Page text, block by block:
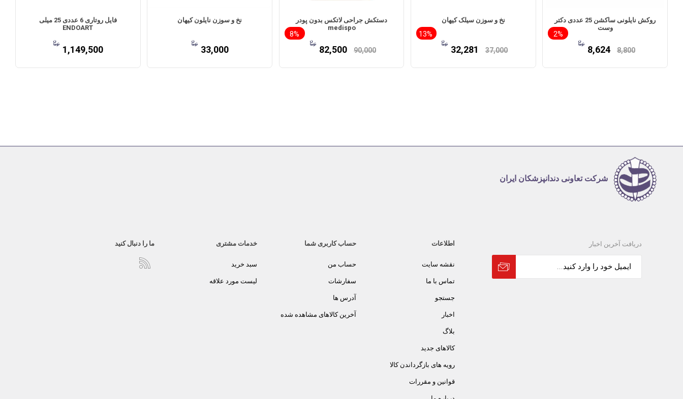
روکش نایلونی ساکشن 25 عددی دکتر
وست
8,800
2%
8,624
نخ و سوزن سیلک کیهان
37,000
13%
32,281
دستکش جراحی لاتکس بدون پودر
medispo
90,000
8%
82,500
نخ و سوزن نایلون کیهان
33,000
فایل روتاری 6 عددی 25 میلی
ENDOART
1,149,500
شرکت تعاونی دندانپزشکان ایران
دریافت آخرین اخبار اطلاعات
نقشه سایت
تماس با ما
جستجو
اخبار
بلاگ
کالاهای جدید
رویه های بازگرداندن کالا
قوانین و مقررات
حساب کاربری شما
حساب من
سفارشات
آدرس ها
آخرین کالاهای مشاهده شده
خدمات مشتری
سبد خرید
لیست مورد علاقه
ما را دنبال کنید